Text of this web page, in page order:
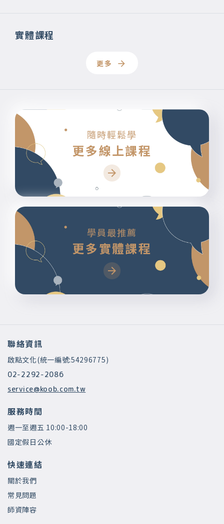
實體課程
更多
隨時輕鬆學
更多線上課程
學員最推薦
更多實體課程
聯絡資訊
啟點文化(統一編號:54296775)
02-2292-2086
service@koob.com.tw
服務時間
週一至週五 10:00-18:00
國定假日公休
快速連結
關於我們
常見問題
師資陣容